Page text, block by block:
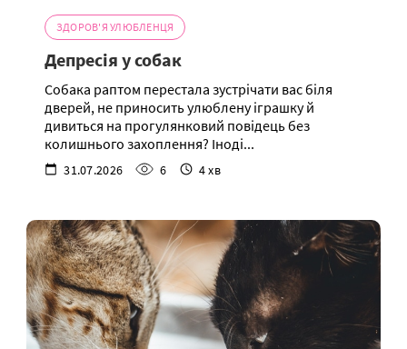
ЗДОРОВ'Я УЛЮБЛЕНЦЯ
Депресія у собак
Собака раптом перестала зустрічати вас біля
дверей, не приносить улюблену іграшку й
дивиться на прогулянковий повідець без
колишнього захоплення? Іноді...
31.07.2026 6 4 хв